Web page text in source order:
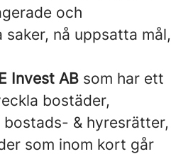
och
nå uppsatta mål,
Invest AB som har ett
bostäder,
& hyresrätter,
som inom kort går